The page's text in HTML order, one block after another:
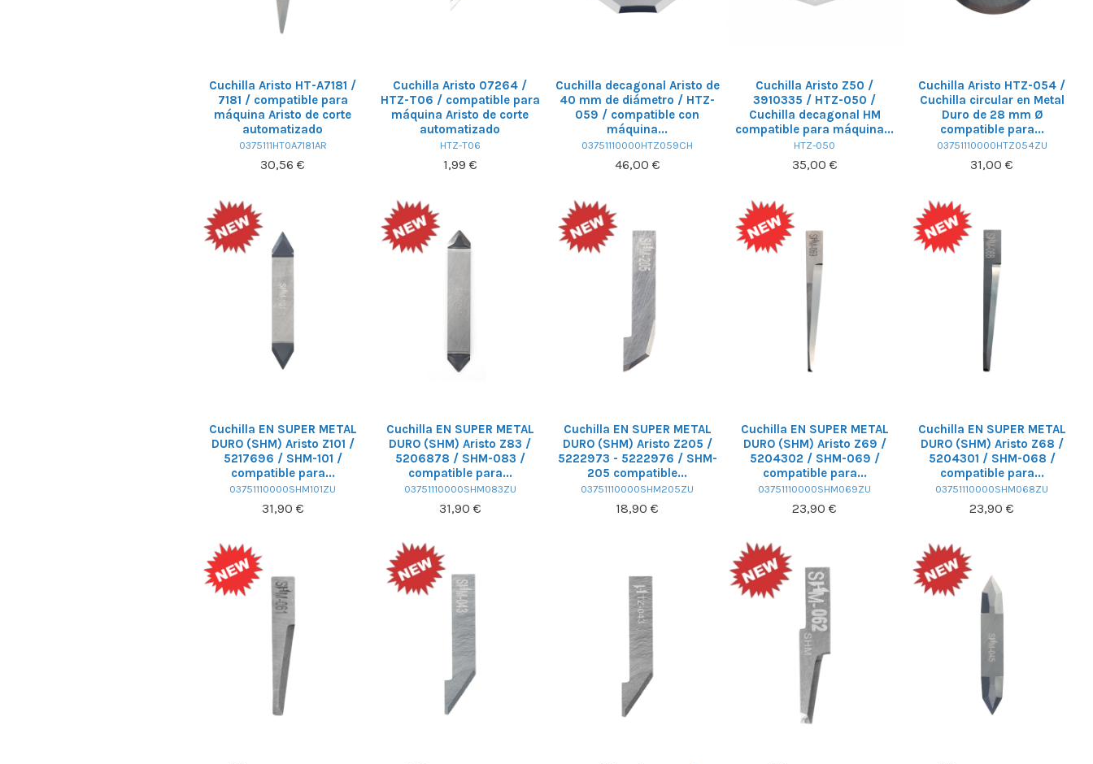
Cuchilla Aristo HT-A7181 /
7181 / compatible para
máquina Aristo de corte
automatizado
0375111HT0A7181AR
30,56 €
Cuchilla Aristo 07264 /
HTZ-T06 / compatible para
máquina Aristo de corte
automatizado
HTZ-T06
1,99 €
Cuchilla decagonal Aristo de
40 mm de diámetro / HTZ-
059 / compatible con
máquina...
03751110000HTZ059CH
46,00 €
Cuchilla Aristo Z50 /
3910335 / HTZ-050 /
Cuchilla decagonal HM
compatible para máquina...
HTZ-050
35,00 €
Cuchilla Aristo HTZ-054 /
Cuchilla circular en Metal
Duro de 28 mm Ø
compatible para...
03751110000HTZ054ZU
31,00 €
Cuchilla EN SUPER METAL
DURO (SHM) Aristo Z101 /
5217696 / SHM-101 /
compatible para...
03751110000SHM101ZU
31,90 €
Cuchilla EN SUPER METAL
DURO (SHM) Aristo Z83 /
5206878 / SHM-083 /
compatible para...
03751110000SHM083ZU
31,90 €
Cuchilla EN SUPER METAL
DURO (SHM) Aristo Z205 /
5222973 - 5222976 / SHM-
205 compatible...
03751110000SHM205ZU
18,90 €
Cuchilla EN SUPER METAL
DURO (SHM) Aristo Z69 /
5204302 / SHM-069 /
compatible para...
03751110000SHM069ZU
23,90 €
Cuchilla EN SUPER METAL
DURO (SHM) Aristo Z68 /
5204301 / SHM-068 /
compatible para...
03751110000SHM068ZU
23,90 €